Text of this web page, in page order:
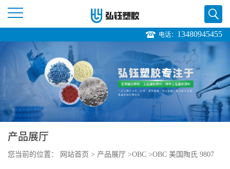
页
公
电话： 13480945455
产品展厅
您当前的位置： 网站首页 > 产品展厅 >OBC >OBC 美国陶氏 9807